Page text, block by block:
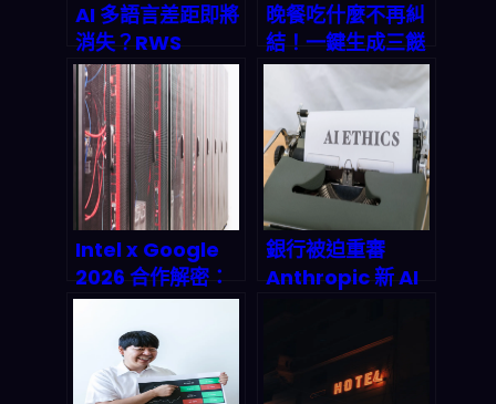
AI 多語言差距即將
消失？RWS
TrainAI 2026 研
究揭露：Gemini
2.5 Pro 在
Kinyarwanda 上
大爆發，但模型升
級波動誰來扛？
晚餐吃什麼不再糾
結！一鍵生成三餸
一湯，讓你像冠軍
一樣輕鬆上菜
Intel x Google
2026 合作解密：
CPU 逆襲如何改
寫 AI 基礎設施遊
戲規則
銀行被迫重審
Anthropic 新 AI
管理、資料隱私與
錯誤訊息的監管地
雷怎麼踩？